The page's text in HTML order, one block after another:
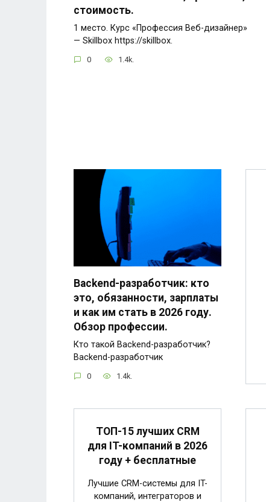
стоимость.
1 место. Курс «Профессия Веб-дизайнер»
— Skillbox https://skillbox.
0 1.4k.
Backend-разработчик: кто
это, обязанности, зарплаты
и как им стать в 2026 году.
Обзор профессии.
Кто такой Backend-разработчик?
Backend-разработчик
0 1.4k.
ТОП-15 лучших CRM
для IT-компаний в 2026
году + бесплатные
Лучшие CRM-системы для IT-
компаний, интеграторов и